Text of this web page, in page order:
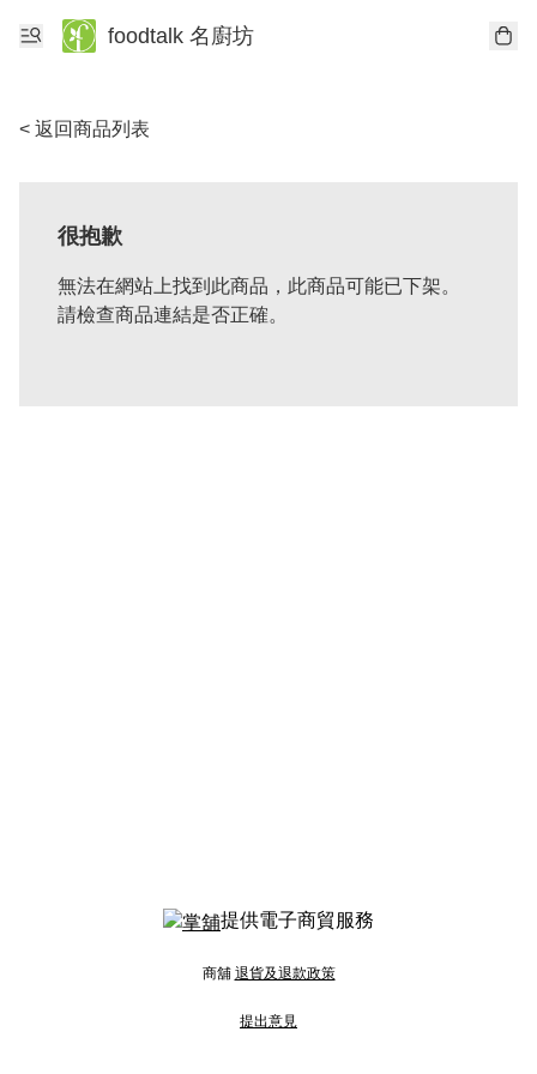
foodtalk 名廚坊
< 返回商品列表
很抱歉
無法在網站上找到此商品，此商品可能已下架。
請檢查商品連結是否正確。
提供電子商貿服務
商舖 退貨及退款政策
提出意見